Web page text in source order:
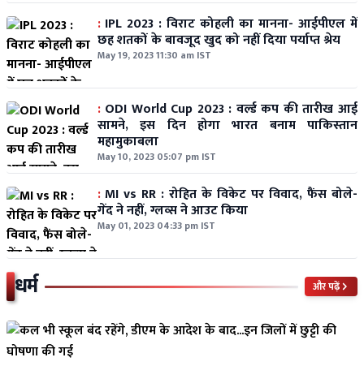
: IPL 2023 : विराट कोहली का मानना- आईपीएल में
छह शतकों के बावजूद खुद को नहीं दिया पर्याप्त श्रेय
May 19, 2023 11:30 am IST
: ODI World Cup 2023 : वर्ल्ड कप की तारीख आई
सामने, इस दिन होगा भारत बनाम पाकिस्‍तान
महामुकाबला
May 10, 2023 05:07 pm IST
:MI vs RR : रोहित के विकेट पर विवाद, फैंस बोले-
गेंद ने नहीं, ग्लव्स ने आउट किया
May 01, 2023 04:33 pm IST
धर्म और पढ़ें